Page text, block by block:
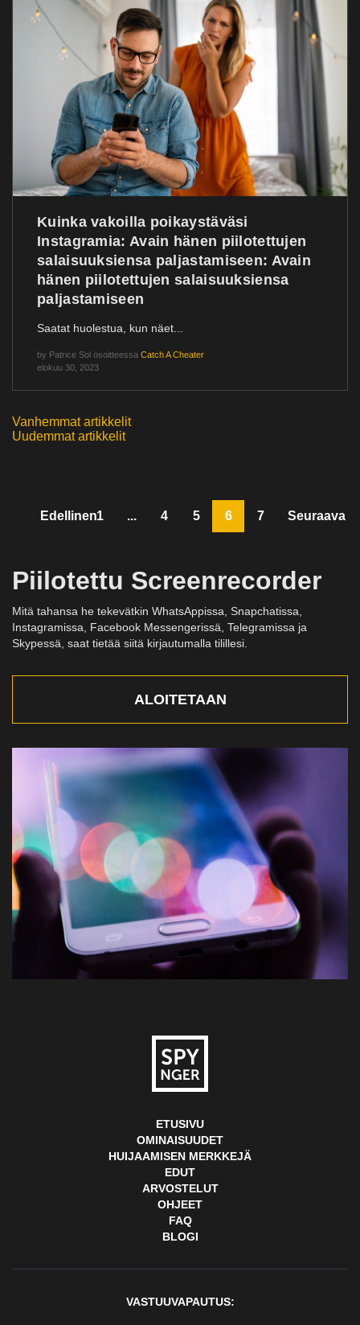
Kuinka vakoilla poikaystäväsi
Instagramia: Avain hänen piilotettujen
salaisuuksiensa paljastamiseen: Avain
hänen piilotettujen salaisuuksiensa
paljastamiseen
Saatat huolestua, kun näet...
by Patrice Sol osoitteessa Catch A Cheater
elokuu 30, 2023
Artikkelien
Vanhemmat artikkelit
Uudemmat artikkelit
Edellinen1 ... 4 5 6 7 Seuraava
Piilotettu Screenrecorder
Mitä tahansa he tekevätkin WhatsAppissa, Snapchatissa,
Instagramissa, Facebook Messengerissä, Telegramissa ja
Skypessä, saat tietää siitä kirjautumalla tilillesi.
ALOITETAAN
ETUSIVU
OMINAISUUDET
HUIJAAMISEN MERKKEJÄ
EDUT
ARVOSTELUT
OHJEET
FAQ
BLOGI
VASTUUVAPAUTUS: